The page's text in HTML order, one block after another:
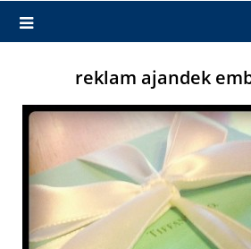
reklam ajandek